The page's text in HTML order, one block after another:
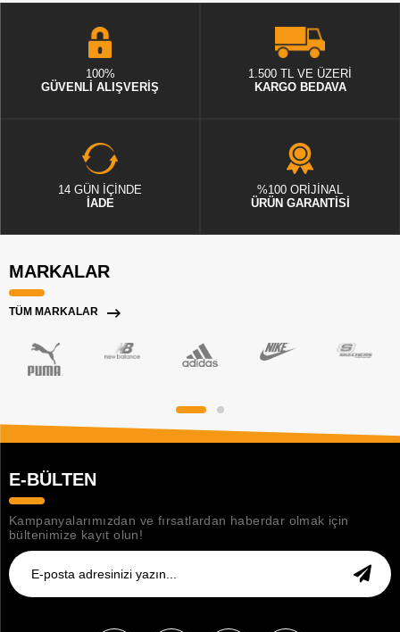
100%
GÜVENLİ ALIŞVERİŞ
1.500 TL VE ÜZERİ
KARGO BEDAVA
14 GÜN İÇİNDE
İADE
%100 ORİJİNAL
ÜRÜN GARANTİSİ
MARKALAR
TÜM MARKALAR
E-BÜLTEN
Kampanyalarımızdan ve fırsatlardan haberdar olmak için
bültenimize kayıt olun!